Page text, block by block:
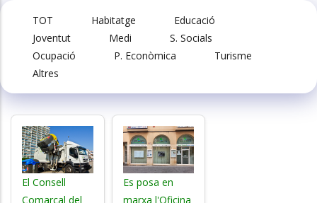
TOT Habitatge
Educació
Joventut
Medi
S. Socials
Ocupació
P. Econòmica
Turisme
Altres
El Consell
Comarcal del
Es posa en
marxa l'Oficina